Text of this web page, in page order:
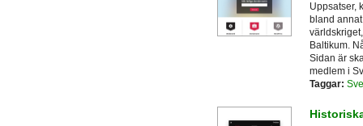
Uppsatser,
bland
Baltikum.
Sidan är
medlem i
Taggar: